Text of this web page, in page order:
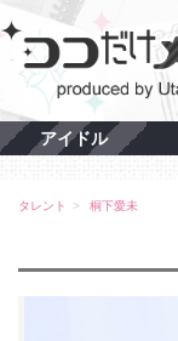
アイドル
タレント 桐下愛未